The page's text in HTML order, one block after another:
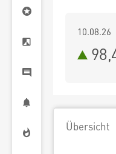
10.08.26
Übersicht